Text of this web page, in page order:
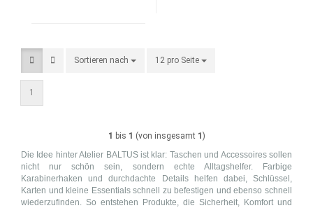
Sortieren nach
Sortieren nach 12 pro Seite
pro Seite
1
1 bis 1 (von insgesamt 1 )
Die Idee hinter Atelier BALTUS ist klar: Taschen und Accessoires sollen
nicht nur schön sein, sondern echte Alltagshelfer. Farbige
Karabinerhaken und durchdachte Details helfen dabei, Schlüssel,
Karten und kleine Essentials schnell zu befestigen und ebenso schnell
wiederzufinden. So entstehen Produkte, die Sicherheit, Komfort und